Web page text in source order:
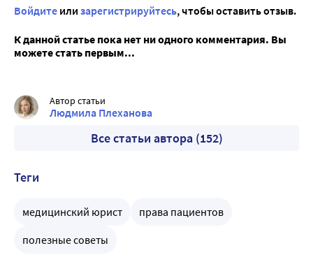
Войдите или зарегистрируйтесь, чтобы оставить отзыв.
К данной статье пока нет ни одного комментария. Вы
можете стать первым...
Автор статьи
Людмила Плеханова
Все статьи автора (152)
Теги
медицинский юрист
права пациентов
полезные советы